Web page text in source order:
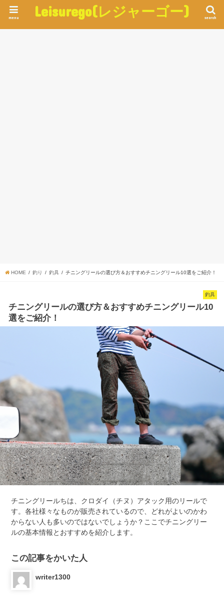
Leisurego(レジャーゴー) search
menu
HOME 釣り 釣具 チニングリールの選び方＆おすすめチニングリール10選をご紹介！
釣具
チニングリールの選び方＆おすすめチニングリール10
選をご紹介！
チニングリールちは、クロダイ（チヌ）アタック用のリールで
す。各社様々なものが販売されているので、どれがよいのかわ
からない人も多いのではないでしょうか？ここでチニングリー
ルの基本情報とおすすめを紹介します。
この記事をかいた人
writer1300